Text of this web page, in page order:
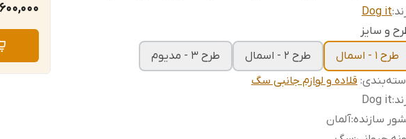
Dog it
و سایز
طرح ۱ - اسمال
طرح ۲ - اسمال
طرح ۳ - مدیوم
: قلاده و لوازم جانبی سگ
:
Dog it
سازنده:آلمان